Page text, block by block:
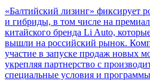
«Балтийский лизинг» фиксирует
и гибриды, в том числе на
китайского бренда Li Auto,
вышли на российский рынок.
участие в запуске продаж новых
укрепляя партнерство с
специальные условия и